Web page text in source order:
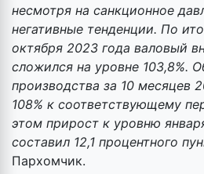
несмотря на санкционное
негативные тенденции. По
октября 2023 года валовый
сложился на уровне 103,8%.
производства за 10 месяцев
108% к соответствующему
этом прирост к уровню
составил 12,1 процентного
Пархомчик.